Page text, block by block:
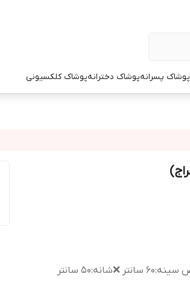
پوشاک پسرانهپوشاک دخترانهپوشاک کلکسیونی